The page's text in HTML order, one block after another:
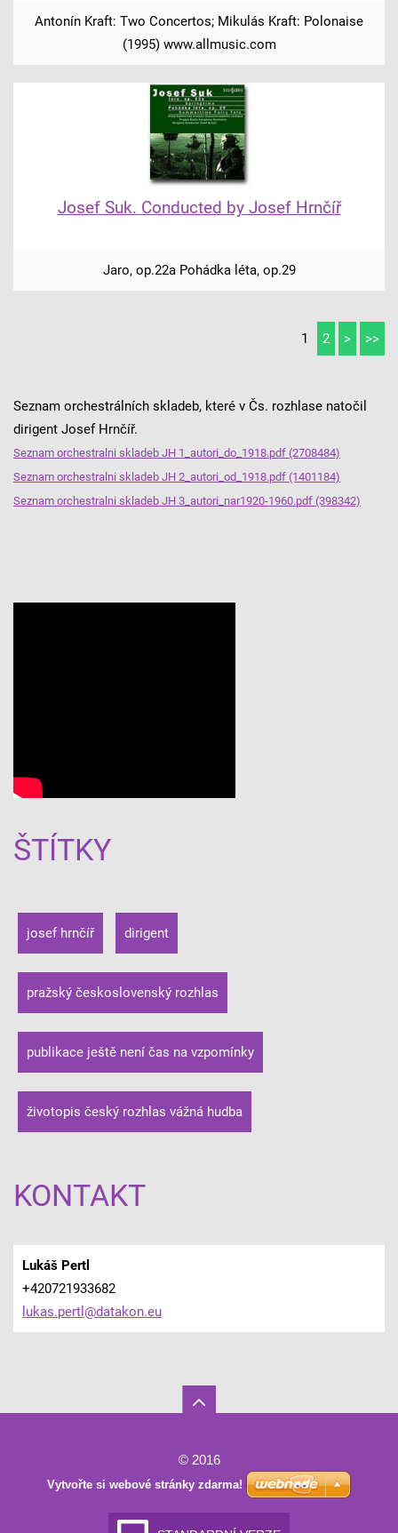
Antonín Kraft: Two Concertos; Mikulás Kraft: Polonaise
(1995) www.allmusic.com
Josef Suk. Conducted by Josef Hrnčíř
Jaro, op.22a Pohádka léta, op.29
1 2 > >>
Seznam orchestrálních skladeb, které v Čs. rozhlase natočil
dirigent Josef Hrnčíř.
Seznam orchestralni skladeb JH 1_autori_do_1918.pdf (2708484)
Seznam orchestralni skladeb JH 2_autori_od_1918.pdf (1401184)
Seznam orchestralni skladeb JH 3_autori_nar1920-1960.pdf (398342)
ŠTÍTKY
josef hrnčíř dirigent
pražský československý rozhlas
publikace ještě není čas na vzpomínky
životopis český rozhlas vážná hudba
KONTAKT
Lukáš Pertl
+420721933682
lukas.pertl@datakon.eu
© 2016
Vytvořte si webové stránky zdarma!